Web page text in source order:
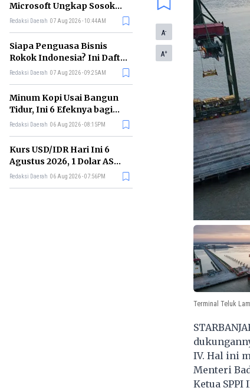
Microsoft Ungkap Sosok
yang Paling Cocok
Redaksi Daerah 07 Aug 2026 - 10:44AM
Siapa Penguasa Bisnis
Rokok Indonesia? Ini Daftar
Perusahaan Terbesarnya
Redaksi Daerah 07 Aug 2026 - 09:25AM
Minum Kopi Usai Bangun
Tidur, Ini 6 Efeknya bagi
Kesehatan Tubuh
Redaksi Daerah 06 Aug 2026 - 08:15PM
Kurs USD/IDR Hari Ini 6
Agustus 2026, 1 Dolar AS
Kini Berapa Rupiah?
Redaksi Daerah 06 Aug 2026 - 07:56PM
A-
A+
Terminal Teluk
IV. Hal ini
Menteri
Ketua